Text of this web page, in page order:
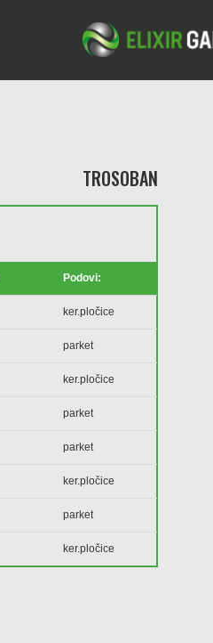
TROSOBAN
Podovi:
ker.pločice
parket
ker.pločice
parket
parket
ker.pločice
parket
ker.pločice